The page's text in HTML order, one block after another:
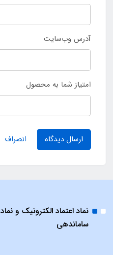
آدرس وب‌سایت
امتیاز شما به محصول
ارسال دیدگاه انصراف
نماد اعتماد الکترونیک و نماد
ساماندهی